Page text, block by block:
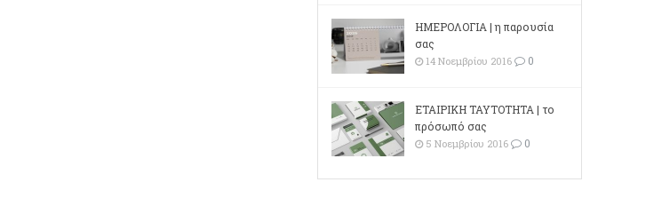
ΗΜΕΡΟΛΟΓΙΑ | η παρουσία
σας
14 Νοεμβρίου 2016 0
ΕΤΑΙΡΙΚΗ ΤΑΥΤΟΤΗΤΑ | το
πρόσωπό σας
5 Νοεμβρίου 2016 0